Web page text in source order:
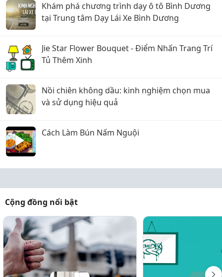
Khám phá chương trình dạy ô tô Bình Dương
tại Trung tâm Dạy Lái Xe Bình Dương
Jie Star Flower Bouquet - Điểm Nhấn Trang Trí
Tủ Thêm Xinh
Nồi chiên không dầu: kinh nghiệm chọn mua
và sử dụng hiệu quả
Cách Làm Bún Nấm Nguội
Cộng đồng nổi bật